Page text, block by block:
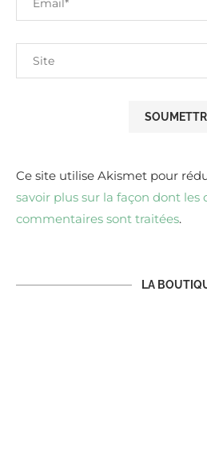
Ce site utilise Akismet pour
savoir plus sur la façon dont les
commentaires sont traitées.
LA